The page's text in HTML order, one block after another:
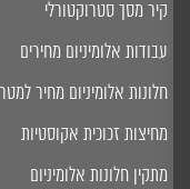
קיר מסך סטרוקטורלי
עבודות אלומיניום מחירים
חלונות אלומיניום מחיר למטר
מחיצות זכוכית אקוסטיות
מתקין חלונות אלומיניום